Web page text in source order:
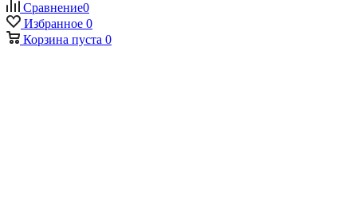
Сравнение0
Избранное 0
Корзина пуста 0